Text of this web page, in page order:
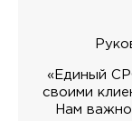
«Единый
своими
Нам